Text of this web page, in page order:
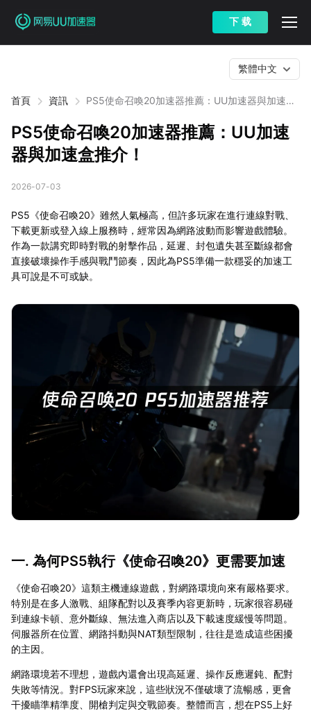
下 载
首頁 資訊
PS5使命召喚20加速器推薦：UU加速器與加速盒
繁體中文
PS5使命召喚20加速器推薦：UU加速
器與加速盒推介！
2026-07-03
PS5《使命召喚20》雖然人氣極高，但許多玩家在進行連線對戰、
下載更新或登入線上服務時，經常因為網路波動而影響遊戲體驗。
作為一款講究即時對戰的射擊作品，延遲、封包遺失甚至斷線都會
直接破壞操作手感與戰鬥節奏，因此為PS5準備一款穩妥的加速工
具可說是不可或缺。
一. 為何PS5執行《使命召喚20》更需要加速
《使命召喚20》這類主機連線遊戲，對網路環境向來有嚴格要求。
特別是在多人激戰、組隊配對以及賽季內容更新時，玩家很容易碰
到連線卡頓、意外斷線、無法進入商店以及下載速度緩慢等問題。
伺服器所在位置、網路抖動與NAT類型限制，往往是造成這些困擾
的主因。
網路環境若不理想，遊戲內還會出現高延遲、操作反應遲鈍、配對
失敗等情況。對FPS玩家來說，這些狀況不僅破壞了流暢感，更會
干擾瞄準精準度、開槍判定與交戰節奏。整體而言，想在PS5上好